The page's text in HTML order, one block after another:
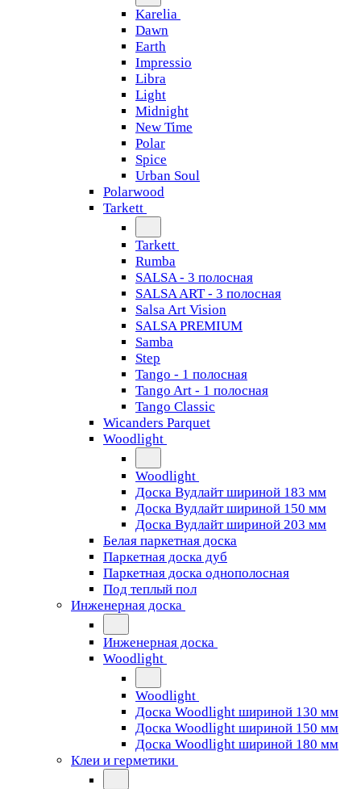
Karelia
Dawn
Earth
Impressio
Libra
Light
Midnight
New Time
Polar
Spice
Urban Soul
Polarwood
Tarkett
Tarkett
Rumba
SALSA - 3 полосная
SALSA ART - 3 полосная
Salsa Art Vision
SALSA PREMIUM
Samba
Step
Tango - 1 полосная
Tango Art - 1 полосная
Tango Classiс
Wicanders Parquet
Woodlight
Woodlight
Доска Вудлайт шириной 183 мм
Доска Вудлайт шириной 150 мм
Доска Вудлайт шириной 203 мм
Белая паркетная доска
Паркетная доска дуб
Паркетная доска однополосная
Под теплый пол
Инженерная доска
Инженерная доска
Woodlight
Woodlight
Доска Woodlight шириной 130 мм
Доска Woodlight шириной 150 мм
Доска Woodlight шириной 180 мм
Клеи и герметики